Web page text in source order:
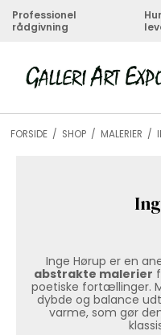
Professionel
rådgivning
FORSIDE / SHOP / MALERIER /
Inge Hørup er en
abstrakte malerier
poetiske fortællinger.
dybde og balance
varme, som gør